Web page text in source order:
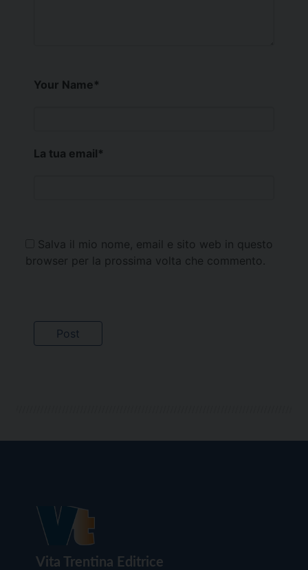
Your Name*
La tua email*
Salva il mio nome, email e sito web in questo
browser per la prossima volta che commento.
Vita Trentina Editrice